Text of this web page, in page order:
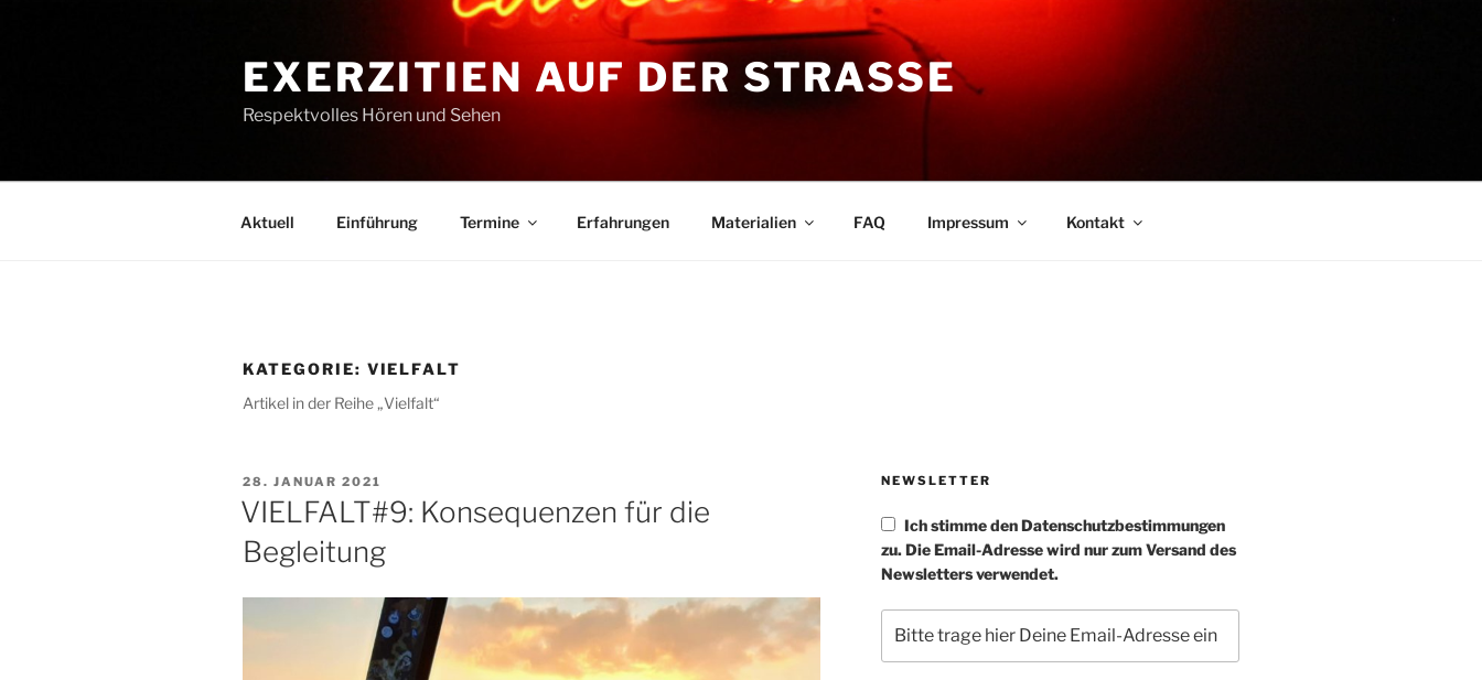
EXERZITIEN AUF DER STRASSE
Respektvolles Hören und Sehen
Aktuell Einführung Termine Erfahrungen Materialien FAQ Impressum Kontakt
KATEGORIE: VIELFALT
Artikel in der Reihe „Vielfalt“
VERÖFFENTLICHT
AM
28. JANUAR 2021
VIELFALT#9: Konsequenzen für die
Begleitung
NEWSLETTER
Ich stimme den Datenschutzbestimmungen
zu. Die Email-Adresse wird nur zum Versand des
Newsletters verwendet.